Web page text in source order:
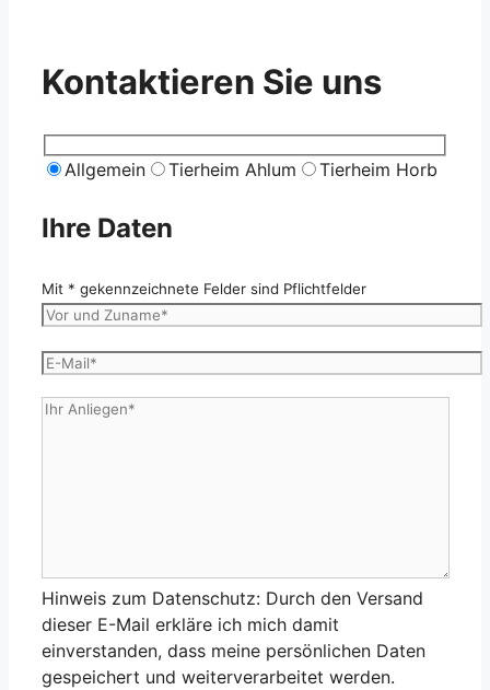
Kontaktieren Sie uns
Allgemein Tierheim Ahlum Tierheim Horb
Ihre Daten
Mit * gekennzeichnete Felder sind Pflichtfelder
Hinweis zum Datenschutz: Durch den Versand
dieser E-Mail erkläre ich mich damit
einverstanden, dass meine persönlichen Daten
gespeichert und weiterverarbeitet werden.